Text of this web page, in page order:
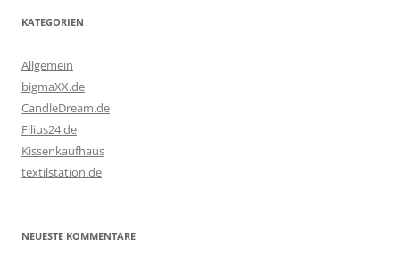
KATEGORIEN
Allgemein
bigmaXX.de
CandleDream.de
Filius24.de
Kissenkaufhaus
textilstation.de
NEUESTE KOMMENTARE